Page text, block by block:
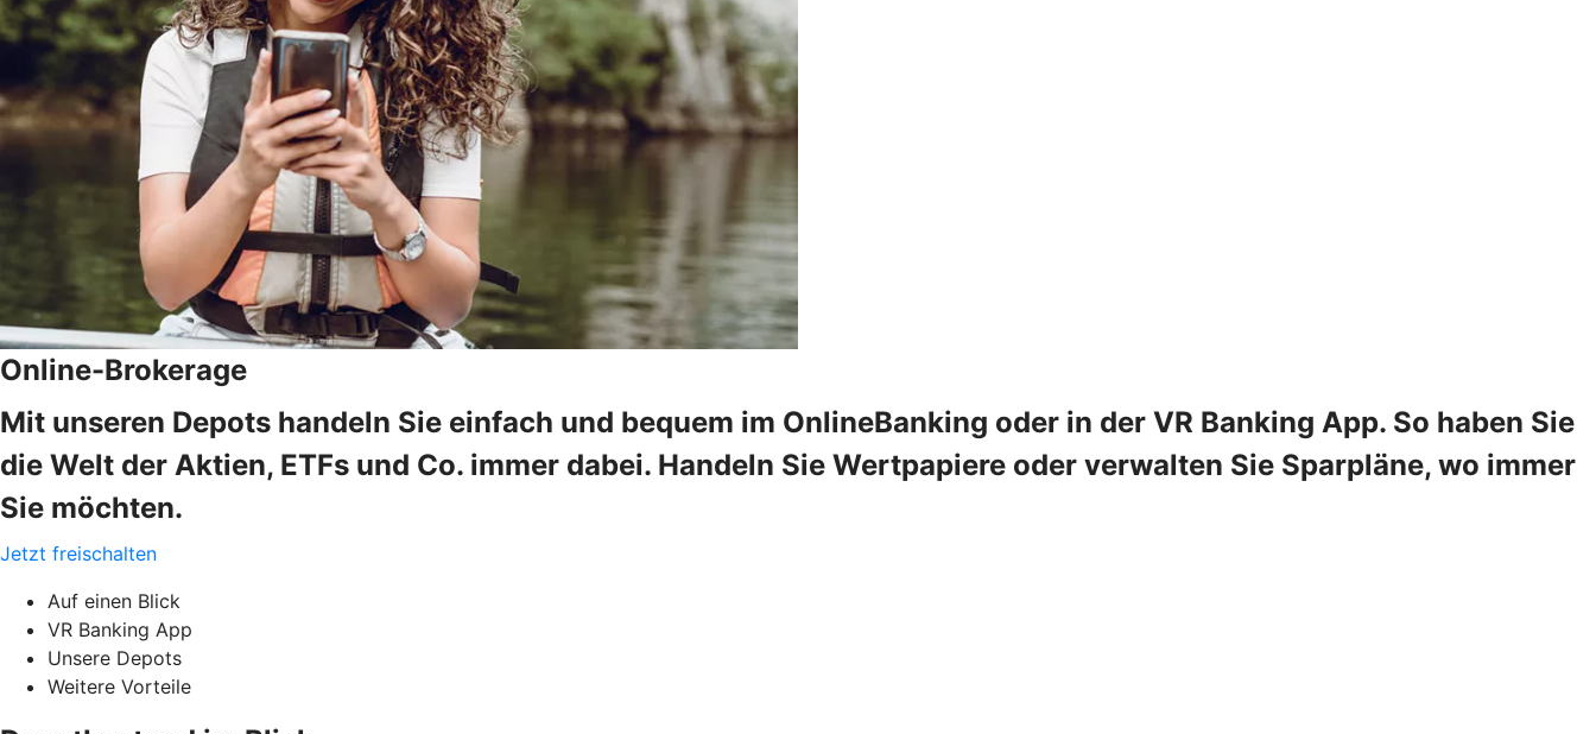
Online-Brokerage
Mit unseren Depots handeln Sie einfach und bequem im OnlineBanking oder in der VR Banking App. So haben Sie
die Welt der Aktien, ETFs und Co. immer dabei. Handeln Sie Wertpapiere oder verwalten Sie Sparpläne, wo immer
Sie möchten.
Jetzt freischalten
Auf einen Blick
VR Banking App
Unsere Depots
Weitere Vorteile